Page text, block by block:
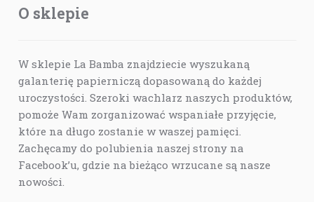
O sklepie
W sklepie La Bamba znajdziecie wyszukaną
galanterię papierniczą dopasowaną do każdej
uroczystości. Szeroki wachlarz naszych produktów,
pomoże Wam zorganizować wspaniałe przyjęcie,
które na długo zostanie w waszej pamięci.
Zachęcamy do polubienia naszej strony na
Facebook’u, gdzie na bieżąco wrzucane są nasze
nowości.